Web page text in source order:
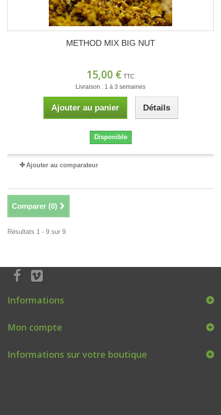
METHOD MIX BIG NUT
15,00 € TTC
Livraison : 1 à 3 semaines
Ajouter au panier Détails
Disponible
Ajouter au comparateur
Comparer (0)
Résultats 1 - 9 sur 9.
Informations
Mon compte
Informations sur votre boutique